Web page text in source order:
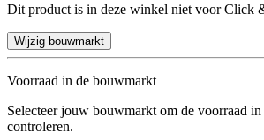
Dit product is in deze winkel niet voor Click
Wijzig bouwmarkt
Voorraad in de bouwmarkt
Selecteer jouw bouwmarkt om de voorraad
controleren.